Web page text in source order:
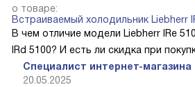
о товаре:
Встраиваемый холодильник Liebherr
В чем отличие модели Liebherr IRe
IRd 5100? И есть ли скидка при
Специалист интернет-магазина
20.05.2025